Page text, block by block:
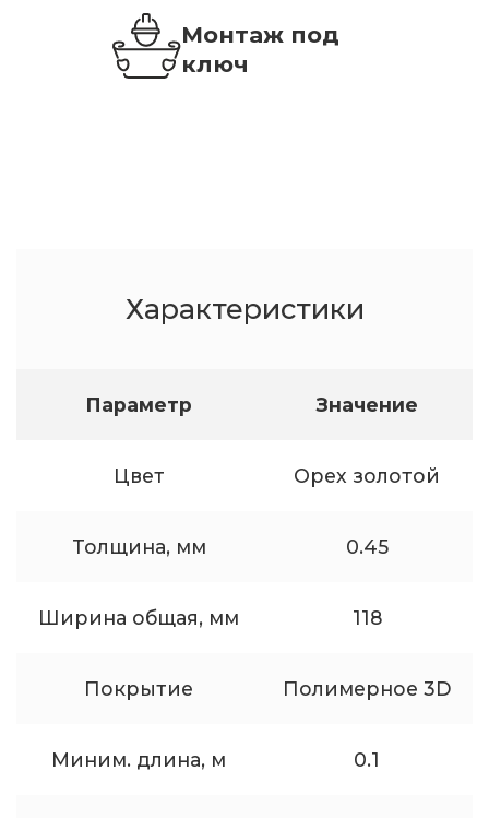
Монтаж под
ключ
Характеристики
Параметр Значение
Цвет Орех золотой
Толщина, мм 0.45
Ширина общая, мм 118
Покрытие Полимерное 3D
Миним. длина, м 0.1